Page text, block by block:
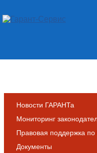
Новости ГАРАНТа
Мониторинг
Правовая поддержка
Документы